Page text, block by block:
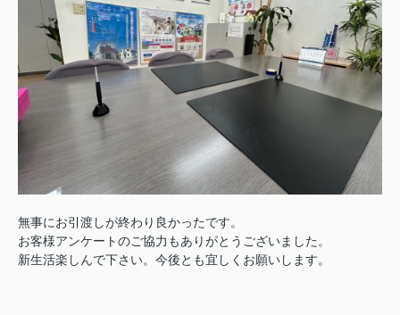
無事にお引渡しが終わり良かったです。
お客様アンケートのご協力もありがとうございました。
新生活楽しんで下さい。今後とも宜しくお願いします。